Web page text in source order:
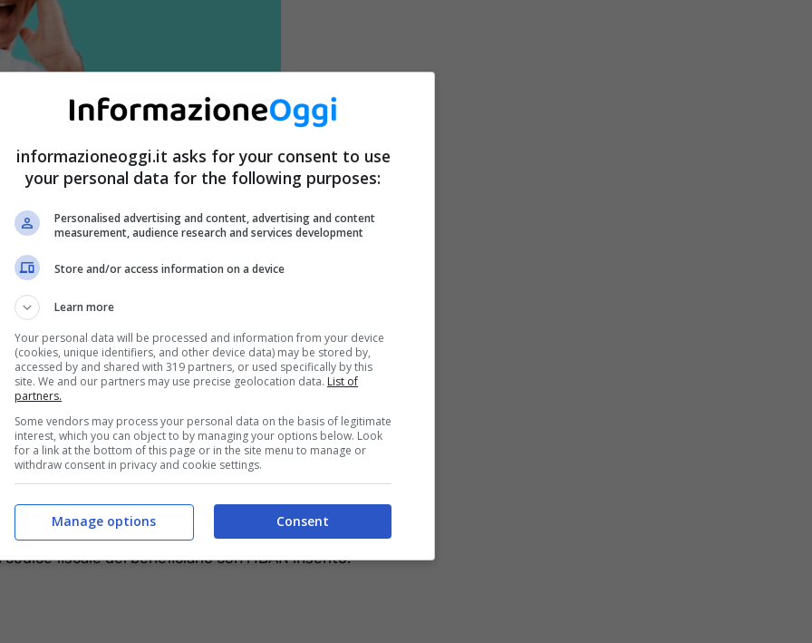
InformazioneOggi.it
bloccate è lo stesso Istituto di Previdenza,
che il servizio è stato attuato grazie aifondi
che hanno riscontrato problemi in fase di
INPS, è possibile individuare quali istanze di
di elaborazione. Nello specifico, si tratta di quelle
perché il richiedente non ha allegato tutti i
ma il cui versamento non si è ultimato a
fiscale del beneficiario con l’IBAN inserito.
informazioneoggi.it asks for your consent to use
your personal data for the following purposes:
Personalised advertising and content, advertising and content
measurement, audience research and services development
Store and/or access information on a device
Learn more
Your personal data will be processed and information from your device
(cookies, unique identifiers, and other device data) may be stored by,
accessed by and shared with 319 partners, or used specifically by this
site. We and our partners may use precise geolocation data. List of
partners.
Some vendors may process your personal data on the basis of legitimate
interest, which you can object to by managing your options below. Look
for a link at the bottom of this page or in the site menu to manage or
withdraw consent in privacy and cookie settings.
Consent
Manage options